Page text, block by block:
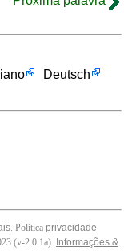
Deutsch
. Política privacidade.
(v-2.0.1a). Informações &